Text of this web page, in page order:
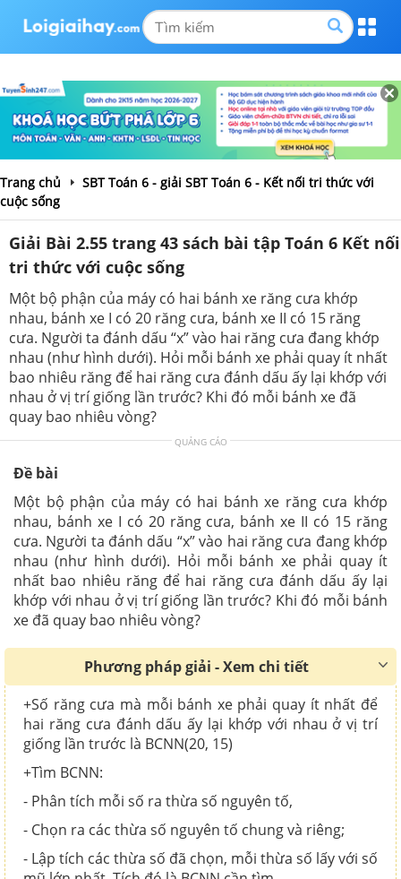
Trang chủ
SBT Toán 6 - giải SBT Toán 6 - Kết nối tri thức với
cuộc sống
Giải Bài 2.55 trang 43 sách bài tập Toán 6 Kết nối
tri thức với cuộc sống
Một bộ phận của máy có hai bánh xe răng cưa khớp
nhau, bánh xe I có 20 răng cưa, bánh xe II có 15 răng
cưa. Người ta đánh dấu “x” vào hai răng cưa đang khớp
nhau (như hình dưới). Hỏi mỗi bánh xe phải quay ít nhất
bao nhiêu răng để hai răng cưa đánh dấu ấy lại khớp với
nhau ở vị trí giống lần trước? Khi đó mỗi bánh xe đã
quay bao nhiêu vòng?
QUẢNG CÁO
Đề bài
Một bộ phận của máy có hai bánh xe răng cưa khớp
nhau, bánh xe I có 20 răng cưa, bánh xe II có 15 răng
cưa. Người ta đánh dấu “x” vào hai răng cưa đang khớp
nhau (như hình dưới). Hỏi mỗi bánh xe phải quay ít
nhất bao nhiêu răng để hai răng cưa đánh dấu ấy lại
khớp với nhau ở vị trí giống lần trước? Khi đó mỗi bánh
xe đã quay bao nhiêu vòng?
Phương pháp giải - Xem chi tiết
+Số răng cưa mà mỗi bánh xe phải quay ít nhất để
hai răng cưa đánh dấu ấy lại khớp với nhau ở vị trí
giống lần trước là BCNN(20, 15)
+Tìm BCNN:
- Phân tích mỗi số ra thừa số nguyên tố,
- Chọn ra các thừa số nguyên tố chung và riêng;
- Lập tích các thừa số đã chọn, mỗi thừa số lấy với số